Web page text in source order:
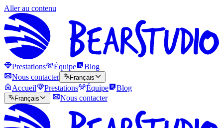
Aller au contenu
Prestations Équipe
Blog
Nous contacter
Français
Accueil Prestations Équipe Blog
Français Nous contacter